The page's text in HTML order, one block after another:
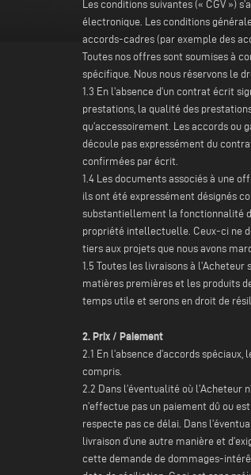
Les conditions suivantes (« CGV »)
électronique. Les conditions
accords-cadres (par exemple des
Toutes nos offres sont soumises à
spécifique. Nous nous réservons le
1.3 En l’absence d’un contrat écrit
prestations, la qualité des
qu’accessoirement. Les accords
découle pas expressément du
confirmées par écrit.
1.4 Les documents associés à une
ils ont été expressément désignés
substantiellement la fonctionnalité
propriété intellectuelle. Ceux-ci ne
tiers aux projets que nous avons
1.5 Toutes les livraisons à
matières premières et les produits
temps utile et serons en droit de
2. Prix / Paiement
2.1 En l’absence d’accords
compris.
2.2 Dans l’éventualité où l’Acheteur
n’effectue pas un paiement dû ou
respecte pas ce délai. Dans
livraison d’une autre manière et
cette demande de dommages-